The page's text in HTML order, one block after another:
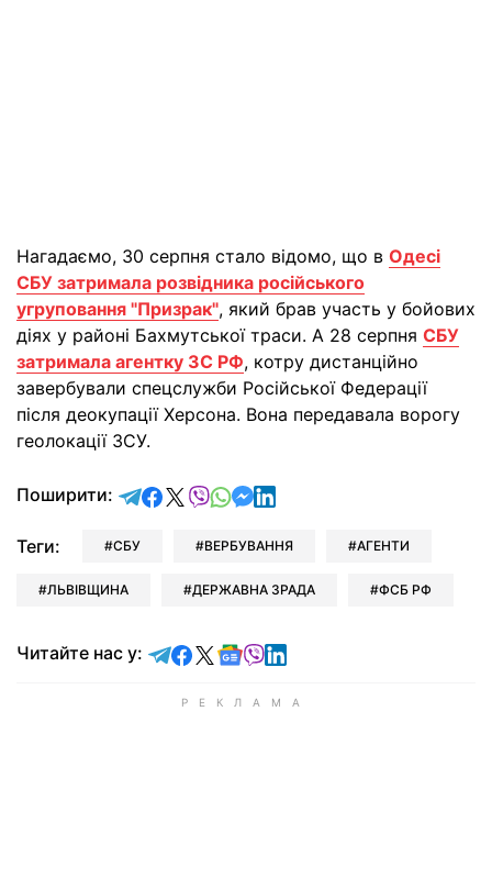
Нагадаємо, 30 серпня стало відомо, що в Одесі
СБУ затримала розвідника російського
угруповання "Призрак", який брав участь у бойових
діях у районі Бахмутської траси. А 28 серпня СБУ
затримала агентку ЗС РФ, котру дистанційно
завербували спецслужби Російської Федерації
після деокупації Херсона. Вона передавала ворогу
геолокації ЗСУ.
Поширити: відправити у Telegram
поділитись у Facebook
поділитись у X
відправити у Viber
відправити у Whatsapp
відправити у Messenger
відправити у LinkedIn
Теги: СБУ ВЕРБУВАННЯ АГЕНТИ
ЛЬВІВЩИНА ДЕРЖАВНА ЗРАДА ФСБ РФ
Читайте нас у: Читайте у Telegram
Читайте у Facebook
Читайте у X
Читайте у Google news
Читайте у Viber
Читайте у LinkedIn